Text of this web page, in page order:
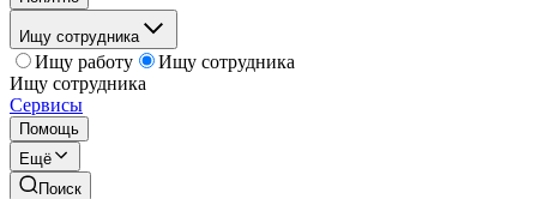
Ищу сотрудника
Ищу работу
Ищу сотрудника
Ищу сотрудника
Сервисы
Помощь
Ещё
Поиск